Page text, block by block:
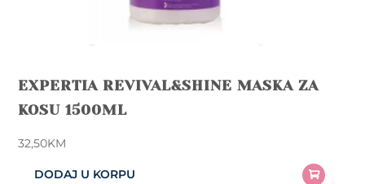
EXPERTIA REVIVAL&SHINE MASKA ZA
KOSU 1500ML
32,50KM
DODAJ U KORPU